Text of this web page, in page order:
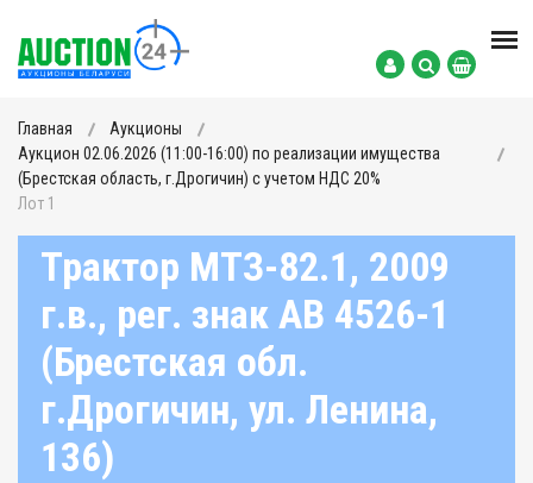
Главная
Аукционы
Аукцион 02.06.2026 (11:00-16:00) по реализации имущества
(Брестская область, г.Дрогичин) с учетом НДС 20%
Лот 1
Трактор МТЗ-82.1, 2009
г.в., рег. знак АВ 4526-1
(Брестская обл.
г.Дрогичин, ул. Ленина,
136)